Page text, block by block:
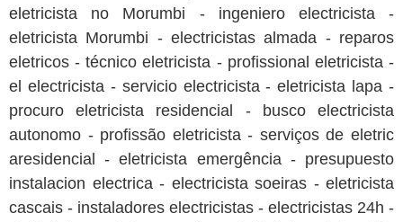
eletricista no Morumbi - ingeniero electricista -
eletricista Morumbi - electricistas almada - reparos
eletricos - técnico eletricista - profissional eletricista -
el electricista - servicio electricista - eletricista lapa -
procuro eletricista residencial - busco electricista
autonomo - profissão eletricista - serviços de eletric
aresidencial - eletricista emergência - presupuesto
instalacion electrica - electricista soeiras - eletricista
cascais - instaladores electricistas - electricistas 24h -